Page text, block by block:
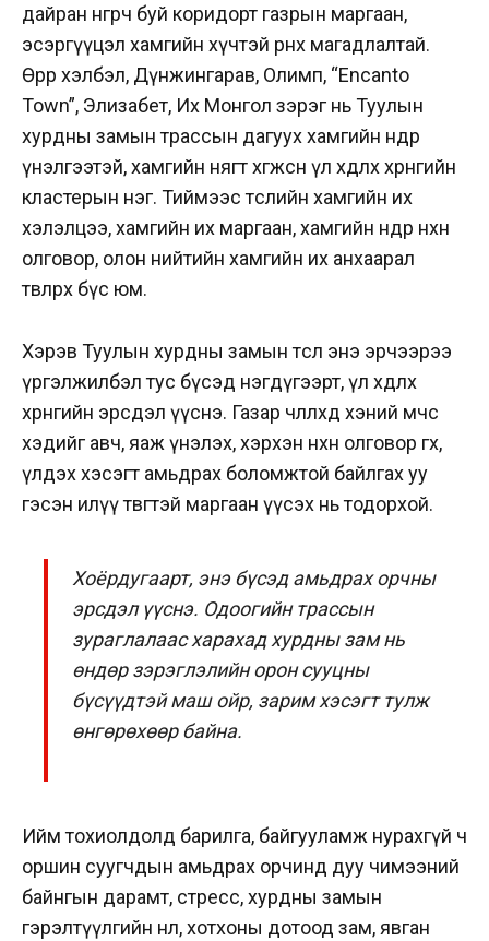
дайран өнгөрч буй коридорт газрын маргаан,
эсэргүүцэл хамгийн хүчтэй өрнөх магадлалтай.
Өөрөөр хэлбэл, Дүнжингарав, Олимп, “Encanto
Town”, Элизабет, Их Монгол зэрэг нь Туулын
хурдны замын трассын дагуух хамгийн өндөр
үнэлгээтэй, хамгийн нягт хөгжсөн үл хөдлөх хөрөнгийн
кластерын нэг. Тиймээс төслийн хамгийн их
хэлэлцээ, хамгийн их маргаан, хамгийн өндөр нөхөн
олговор, олон нийтийн хамгийн их анхаарал
төвлөрөх бүс юм.
Хэрэв Туулын хурдны замын төсөл энэ эрчээрээ
үргэлжилбэл тус бүсэд нэгдүгээрт, үл хөдлөх
хөрөнгийн эрсдэл үүснэ. Газар чөлөөлөхөд хэний өмчөөс
хэдийг авч, яаж үнэлэх, хэрхэн нөхөн олговор өгөх,
үлдэх хэсэгт амьдрах боломжтой байлгах уу
гэсэн илүү төвөгтэй маргаан үүсэх нь тодорхой.
Хоёрдугаарт, энэ бүсэд амьдрах орчны
эрсдэл үүснэ. Одоогийн трассын
зураглалаас харахад хурдны зам нь
өндөр зэрэглэлийн орон сууцны
бүсүүдтэй маш ойр, зарим хэсэгт тулж
өнгөрөхөөр байна.
Ийм тохиолдолд барилга, байгууламж нурахгүй ч
оршин суугчдын амьдрах орчинд дуу чимээний
байнгын дарамт, стресс, хурдны замын
гэрэлтүүлгийн нөлөө, хотхоны дотоод зам, явган